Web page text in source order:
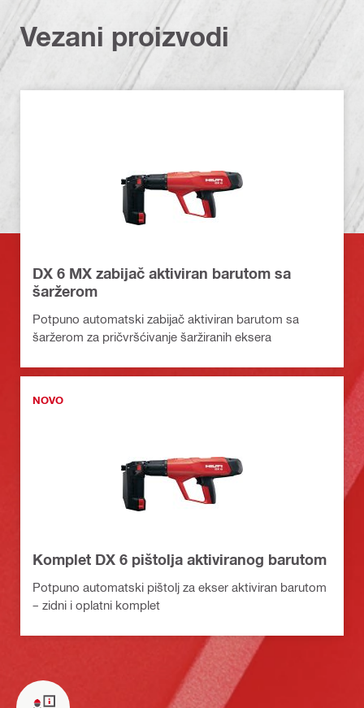
Vezani proizvodi
DX 6 MX zabijač aktiviran barutom sa
šaržerom
Potpuno automatski zabijač aktiviran barutom sa
šaržerom za pričvršćivanje šaržiranih eksera
NOVO
Komplet DX 6 pištolja aktiviranog barutom
Potpuno automatski pištolj za ekser aktiviran barutom
– zidni i oplatni komplet